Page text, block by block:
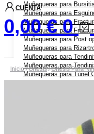
Muñequeras para Bursitis
Muñequeras para
Muñequeras para
Muñequeras para
Muñequeras para Post
Muñequeras para
Muñequeras para
Muñequeras para
Muñequeras para Túnel
Coderas Ortopédicas
Coderas para Bursitis
CUENTA
0,00€ 0
Inicio/Ortesis/Ortesis Para